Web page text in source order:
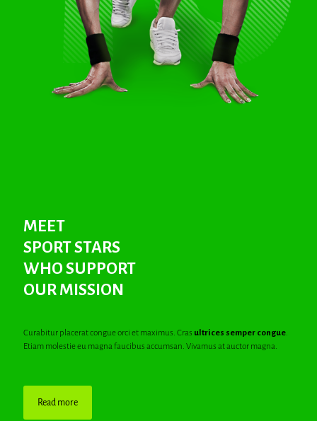
MEET
SPORT STARS
WHO SUPPORT
OUR MISSION
Curabitur placerat congue orci et maximus. Cras ultrices semper congue.
Etiam molestie eu magna faucibus accumsan. Vivamus at auctor magna.
Read more